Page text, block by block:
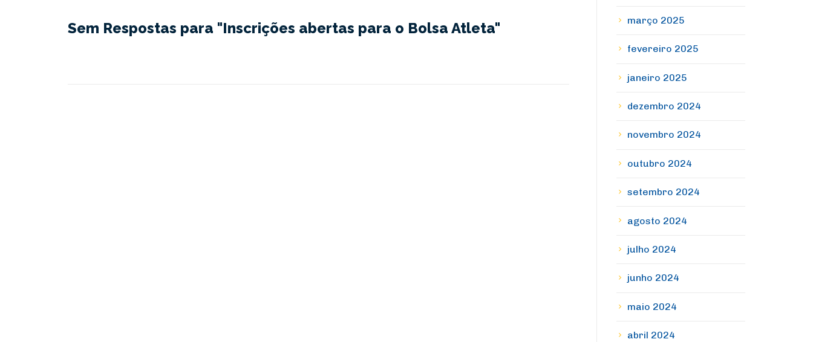
Sem Respostas para "Inscrições abertas para o Bolsa Atleta" março 2025
fevereiro 2025
janeiro 2025
dezembro 2024
novembro 2024
outubro 2024
setembro 2024
agosto 2024
julho 2024
junho 2024
maio 2024
abril 2024